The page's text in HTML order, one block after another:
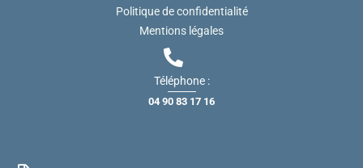
Politique de confidentialité
Mentions légales
Téléphone :
04 90 83 17 16